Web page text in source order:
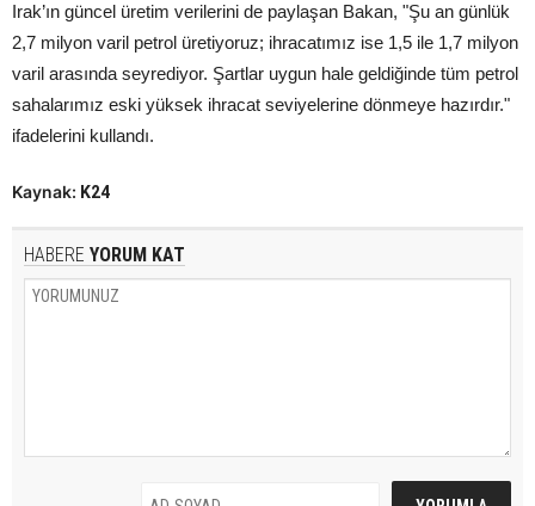
Irak’ın güncel üretim verilerini de paylaşan Bakan, "Şu an günlük
2,7 milyon varil petrol üretiyoruz; ihracatımız ise 1,5 ile 1,7 milyon
varil arasında seyrediyor. Şartlar uygun hale geldiğinde tüm petrol
sahalarımız eski yüksek ihracat seviyelerine dönmeye hazırdır."
ifadelerini kullandı.
Kaynak: K24
HABERE YORUM KAT